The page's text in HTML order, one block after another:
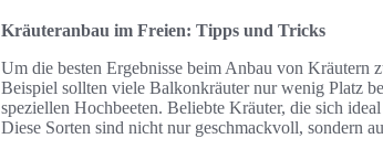
Kräuteranbau im Freien: Tipps und Tricks
Um die besten Ergebnisse beim Anbau von Kräutern
Beispiel sollten viele Balkonkräuter nur wenig Platz
speziellen Hochbeeten. Beliebte Kräuter, die sich
Diese Sorten sind nicht nur geschmackvoll, sondern